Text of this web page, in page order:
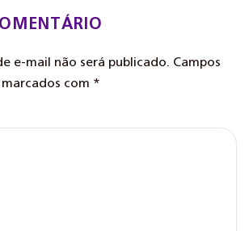
e-mail não será publicado. Campos
com *